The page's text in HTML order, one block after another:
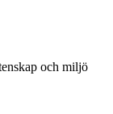
och miljö